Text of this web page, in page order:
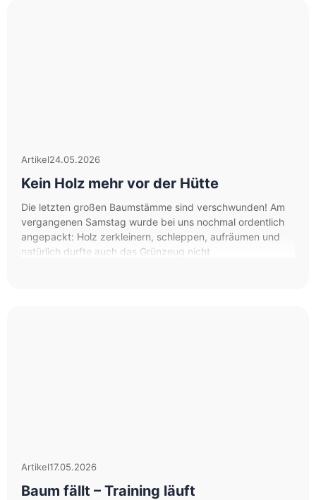
Artikel24.05.2026
Kein Holz mehr vor der Hütte
Die letzten großen Baumstämme sind verschwunden! Am
vergangenen Samstag wurde bei uns nochmal ordentlich
angepackt: Holz zerkleinern, schleppen, aufräumen und
natürlich durfte auch das Grünzeug nicht
Artikel17.05.2026
Baum fällt – Training läuft